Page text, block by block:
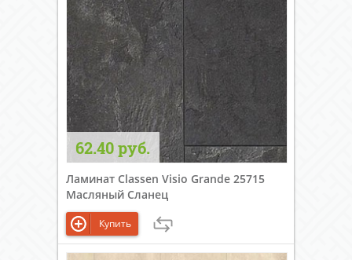
62.40 руб.
Ламинат Classen Visio Grande 25715
Масляный Сланец
Купить